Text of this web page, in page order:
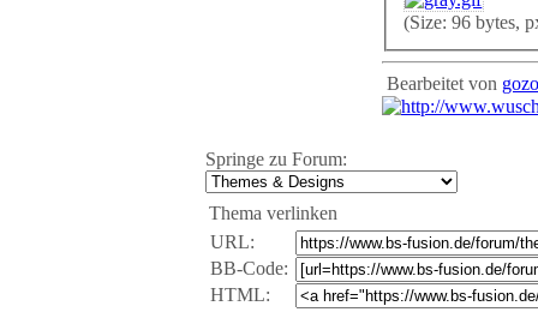
(Size: 96 bytes,
Bearbeitet von
Springe zu Forum:
Thema verlinken
URL:
BB-Code:
HTML: